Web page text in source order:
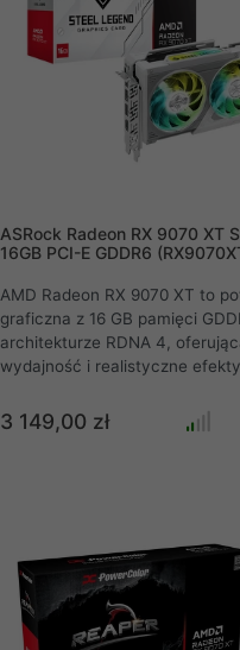
ASRock Radeon RX 9070 XT
16GB PCI-E GDDR6
AMD Radeon RX 9070 XT to
graficzna z 16 GB pamięci
architekturze RDNA 4,
wydajność i realistyczne
technologii AMD FidelityFX
4 oraz wsparciu dla PCI
utrzymując niskie temperatury
3 149,00 zł